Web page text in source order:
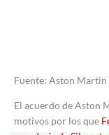
Fuente: Aston Martin
El acuerdo de Aston
motivos por los que